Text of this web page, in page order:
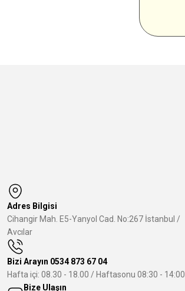
Adres Bilgisi
Cihangir Mah. E5-Yanyol Cad. No:267 İstanbul /
Avcılar
Bizi Arayın 0534 873 67 04
Hafta içi: 08.30 - 18.00 / Haftasonu 08:30 - 14:00
Bize Ulaşın